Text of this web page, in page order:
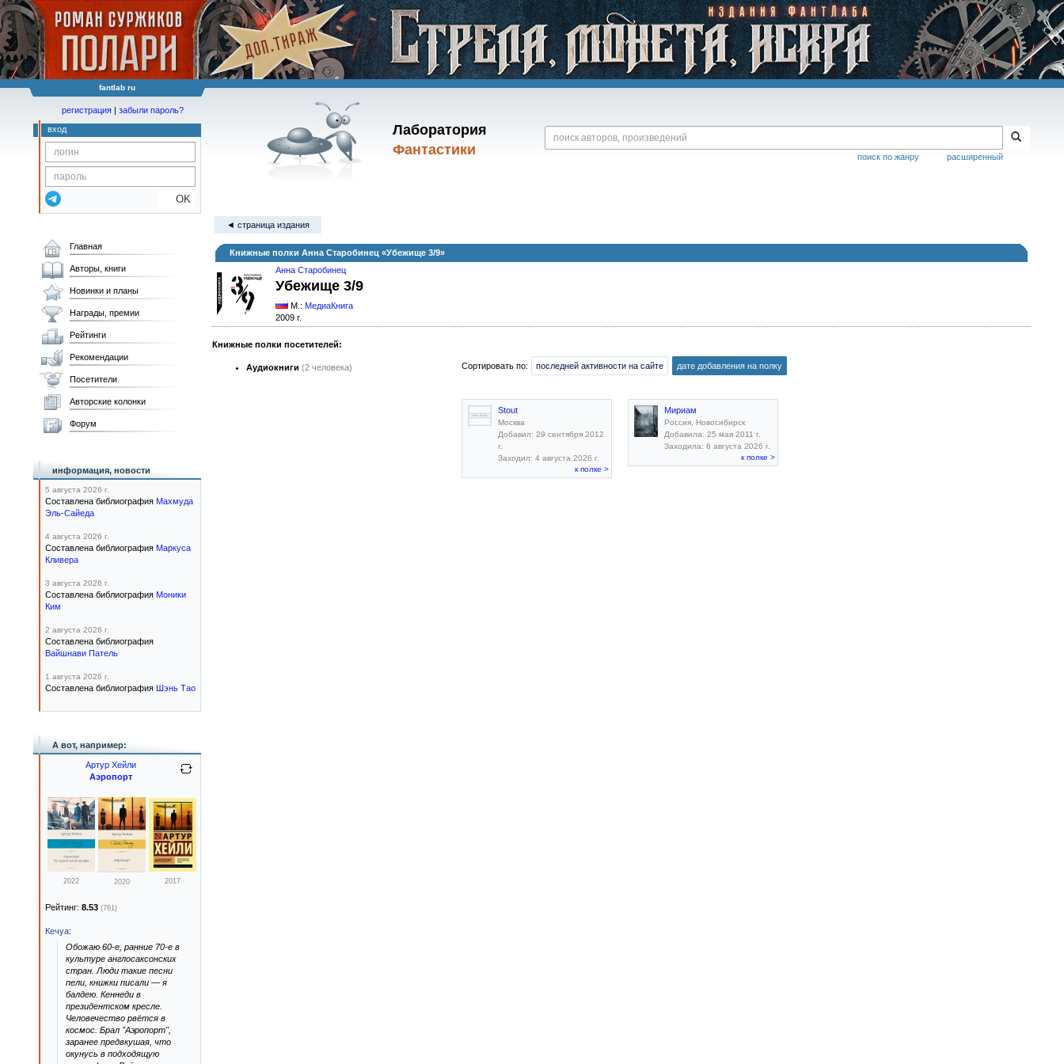
fantlab ru
Лаборатория
Фантастики
расширенный
поиск по жанру
регистрация | забыли пароль?
вход
OK
◄ страница издания
Книжные полки Анна Старобинец «Убежище 3/9»
Анна Старобинец
Убежище 3/9
М.: МедиаКнига
2009 г.
Книжные полки посетителей:
Аудиокниги (2 человека) Сортировать по: последней активности на сайте дате добавления на полку
Stout
Москва
Добавил: 29 сентября 2012
г.
Заходил: 4 августа 2026 г.
к полке >
Мириам
Россия, Новосибирск
Добавила: 25 мая 2011 г.
Заходила: 6 августа 2026 г.
к полке >
Главная
Авторы, книги
Новинки и планы
Награды, премии
Рейтинги
Рекомендации
Посетители
Авторские колонки
Форум
информация, новости
5 августа 2026 г.
Составлена библиография Махмуда
Эль-Сайеда
4 августа 2026 г.
Составлена библиография Маркуса
Кливера
3 августа 2026 г.
Составлена библиография Моники
Ким
2 августа 2026 г.
Составлена библиография
Вайшнави Патель
1 августа 2026 г.
Составлена библиография Шэнь Тао
А вот, например:
Артур Хейли
Аэропорт
2022 2020 2017
Рейтинг: 8.53 (761)
Кечуа:
Обожаю 60-е, ранние 70-е в
культуре англосаксонских
стран. Люди такие песни
пели, книжки писали — я
балдею. Кеннеди в
президентском кресле.
Человечество рвётся в
космос. Брал "Аэропорт",
заранее предвкушая, что
окунусь в подходящую